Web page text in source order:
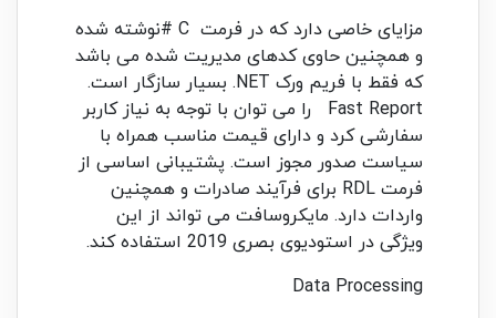
مزایای خاصی دارد که در فرمت C #نوشته شده
و همچنین حاوی کدهای مدیریت شده می باشد
که فقط با فریم ورک NET. بسیار سازگار است.
Fast Report را می توان با توجه به نیاز کاربر
سفارشی کرد و دارای قیمت مناسب همراه با
سیاست صدور مجوز است. پشتیبانی اساسی از
فرمت RDL برای فرآیند صادرات و همچنین
واردات دارد. مایکروسافت می تواند از این
ویژگی در استودیوی بصری 2019 استفاده کند.
Data Processing